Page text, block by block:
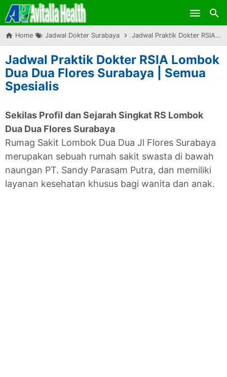
Skip to main content
Home Jadwal Dokter Surabaya Jadwal Praktik Dokter RSIA Lombok Dua Dua Flores Surabaya | Semua Spesialis
Jadwal Praktik Dokter RSIA Lombok
Dua Dua Flores Surabaya | Semua
Spesialis
Sekilas Profil dan Sejarah Singkat RS Lombok
Dua Dua Flores Surabaya
Rumag Sakit Lombok Dua Dua Jl Flores Surabaya
merupakan sebuah rumah sakit swasta di bawah
naungan PT. Sandy Parasam Putra, dan memiliki
layanan kesehatan khusus bagi wanita dan anak.